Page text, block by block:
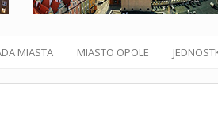
MIASTA MIASTO OPOLE